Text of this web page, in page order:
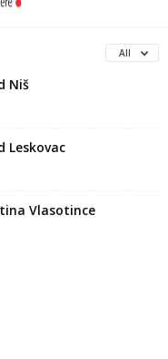
All
Niš
Leskovac
Vlasotince